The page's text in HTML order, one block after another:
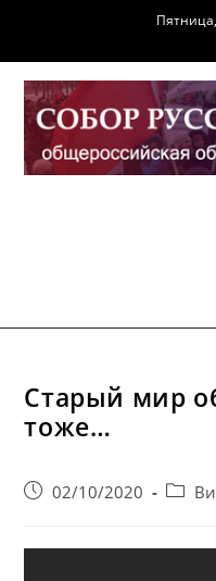
содержимому
Старый мир
тоже…
Запись02/10/2020
Post